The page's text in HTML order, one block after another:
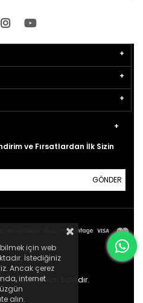
ve Fırsatlardan İlk Sizin
GÖNDER
- Tüm Hakları Saklıdır.
için web
İstediğiniz
Ancak çerez
internet
alın.